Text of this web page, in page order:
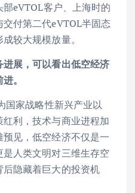
eVTOL客户、上海时的
付第二代eVTOL半固态
较大规模放量。
展，可以看出低空经济
。
国家战略性新兴产业以
利，技术与商业进程加
见，低空经济不仅是一
人类文明对三维生存空
隐藏着巨大的投资机